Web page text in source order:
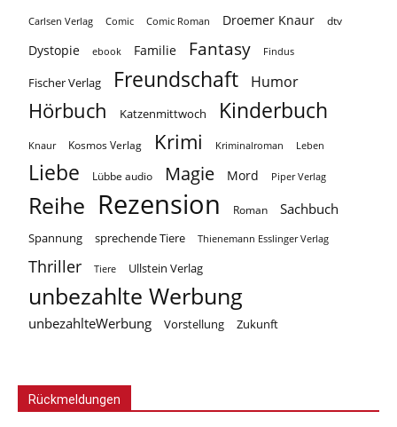
Carlsen Verlag Comic Comic Roman Droemer Knaur dtv
Dystopie ebook Familie Fantasy Findus
Fischer Verlag Freundschaft Humor
Hörbuch Katzenmittwoch Kinderbuch
Knaur Kosmos Verlag Krimi Kriminalroman Leben
Liebe Lübbe audio Magie Mord Piper Verlag
Reihe Rezension Roman Sachbuch
Spannung sprechende Tiere Thienemann Esslinger Verlag
Thriller Tiere Ullstein Verlag
unbezahlte Werbung
unbezahlteWerbung Vorstellung Zukunft
Rückmeldungen